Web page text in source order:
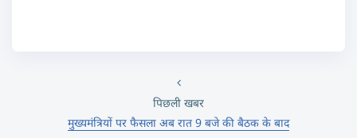
पिछली खबर
मुख्यमंत्रियों पर फैसला अब रात 9 बजे की बैठक के बाद